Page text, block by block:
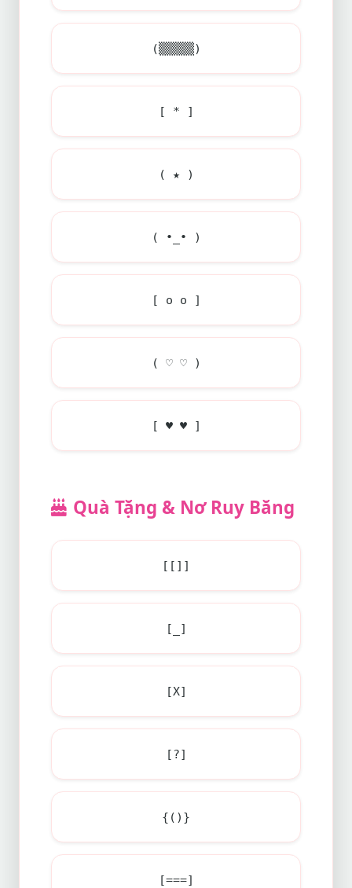
(▒▒▒▒▒)
[ * ]
( ★ )
( •_• )
[ o o ]
( ♡ ♡ )
[ ♥ ♥ ]
Quà Tặng & Nơ Ruy Băng
[[]]
[_]
[X]
[?]
{()}
[===]